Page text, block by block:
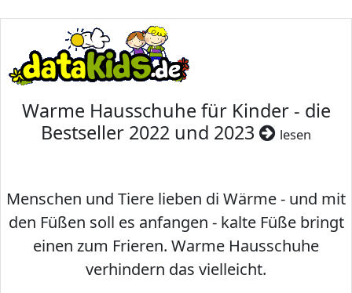
Warme Hausschuhe für Kinder - die
Bestseller 2022 und 2023
lesen
Menschen und Tiere lieben di Wärme - und mit
den Füßen soll es anfangen - kalte Füße bringt
einen zum Frieren. Warme Hausschuhe
verhindern das vielleicht.